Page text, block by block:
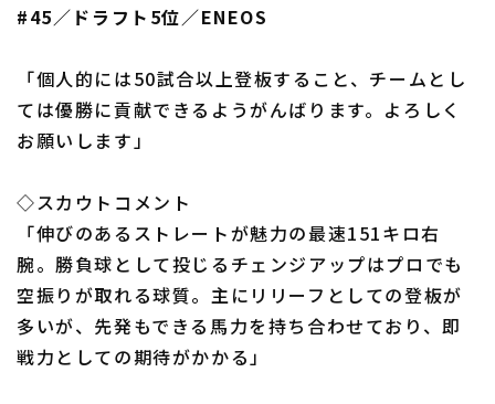
#45／ドラフト5位／ENEOS
「個人的には50試合以上登板すること、チームとし
ては優勝に貢献できるようがんばります。よろしく
お願いします」
◇スカウトコメント
「伸びのあるストレートが魅力の最速151キロ右
腕。勝負球として投じるチェンジアップはプロでも
空振りが取れる球質。主にリリーフとしての登板が
多いが、先発もできる馬力を持ち合わせており、即
戦力としての期待がかかる」